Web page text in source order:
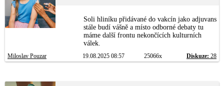
Soli hliníku přidávané do vakcín jako adjuvans
stále budí vášně a místo odborné debaty tu
máme další frontu nekončících kulturních
válek.
Miloslav Pouzar 19.08.2025 08:57 25066x Diskuze: 28